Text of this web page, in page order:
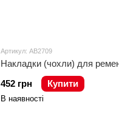
Артикул: AB2709
Накладки (чохли) для
452 грн
Купити
В наявності